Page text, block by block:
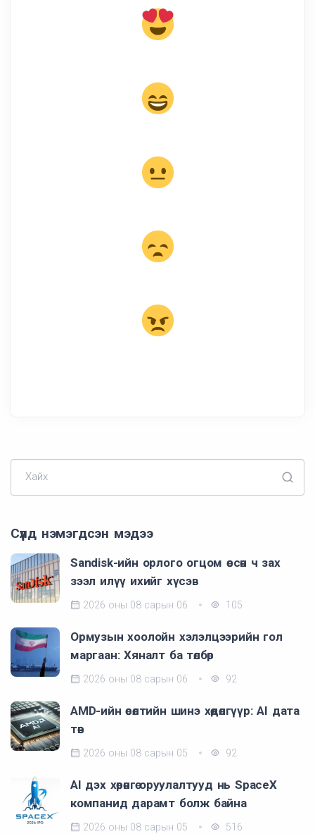
Хайх
Сүүлд нэмэгдсэн мэдээ
Sandisk-ийн орлого огцом өссөн ч зах
зээл илүү ихийг хүсэв
2026 оны 08 сарын 06 105
Ормузын хоолойн хэлэлцээрийн гол
маргаан: Хяналт ба төлбөр
2026 оны 08 сарын 06 92
AMD-ийн өсөлтийн шинэ хөдөлгүүр: AI дата
төв
2026 оны 08 сарын 05 92
AI дэх хөрөнгө оруулалтууд нь SpaceX
компанид дарамт болж байна
2026 оны 08 сарын 05 516